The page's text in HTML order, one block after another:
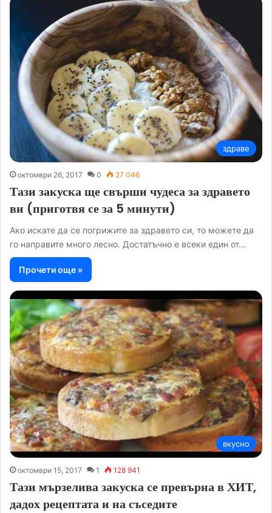
здраве
октомври 26, 2017 0 27 046
Тази закуска ще свърши чудеса за здравето
ви (приготвя се за 5 минути)
Ако искате да се погрижите за здравето си, то можете да
го направите много лесно. Достатъчно е всеки един от…
Прочети още »
вкусно
октомври 15, 2017 1 128 941
Тази мързелива закуска се превърна в ХИТ,
дадох рецептата и на съседите